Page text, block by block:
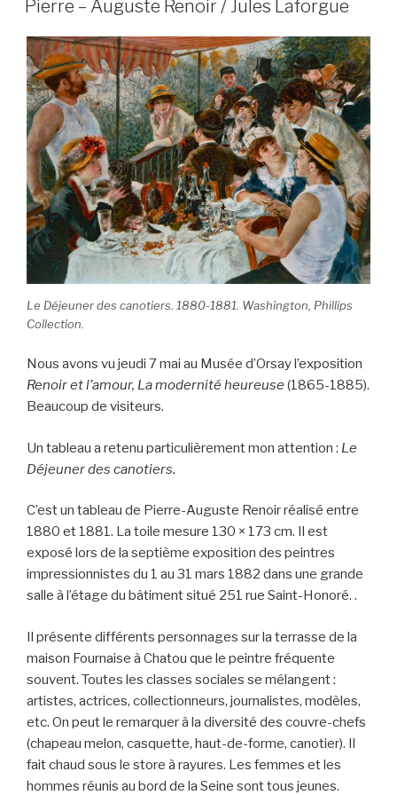
b
o
o
k
et er
Pierre – Auguste Renoir / Jules Laforgue
Le Déjeuner des canotiers. 1880-1881. Washington, Phillips
Collection.
Nous avons vu jeudi 7 mai au Musée d’Orsay l’exposition
Renoir et l’amour, La modernité heureuse (1865-1885).
Beaucoup de visiteurs.
Un tableau a retenu particulièrement mon attention : Le
Déjeuner des canotiers.
C’est un tableau de Pierre-Auguste Renoir réalisé entre
1880 et 1881. La toile mesure 130 × 173 cm. Il est
exposé lors de la septième exposition des peintres
impressionnistes du 1 au 31 mars 1882 dans une grande
salle à l’étage du bâtiment situé 251 rue Saint-Honoré. .
Il présente différents personnages sur la terrasse de la
maison Fournaise à Chatou que le peintre fréquente
souvent. Toutes les classes sociales se mélangent :
artistes, actrices, collectionneurs, journalistes, modèles,
etc. On peut le remarquer à la diversité des couvre-chefs
(chapeau melon, casquette, haut-de-forme, canotier). Il
fait chaud sous le store à rayures. Les femmes et les
hommes réunis au bord de la Seine sont tous jeunes.